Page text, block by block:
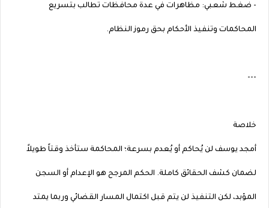
- ضغط شعبي: مظاهرات في عدة محافظات تطالب بتسريع
المحاكمات وتنفيذ الأحكام بحق رموز النظام.
---
خلاصة
أمجد يوسف لن يُحاكم أو يُعدم بسرعة؛ المحاكمة ستأخذ وقتاً طويلاً
لضمان كشف الحقائق كاملة. الحكم المرجح هو الإعدام أو السجن
المؤبد، لكن التنفيذ لن يتم قبل اكتمال المسار القضائي وربما يمتد